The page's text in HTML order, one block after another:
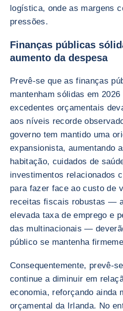
logística, onde as margens
pressões.
Finanças públicas
aumento da despesa
Prevê-se que as finanças
mantenham sólidas em
excedentes orçamentais
aos níveis recorde
governo tem mantido uma
expansionista, aumentando
habitação, cuidados de
investimentos relacionados
para fazer face ao custo de
receitas fiscais robustas —
elevada taxa de emprego e
das multinacionais —
público se mantenha
Consequentemente, prevê-
continue a diminuir em
economia, reforçando ainda
orçamental da Irlanda. No